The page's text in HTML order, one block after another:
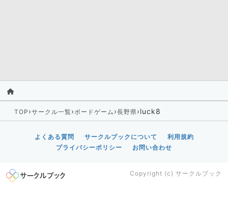
TOP ›サークル一覧›ボードゲーム ›長野県›luck8
よくある質問 サークルブックについて
利用規約
プライバシーポリシー
お問い合わせ
Copyright (c) サークルブック